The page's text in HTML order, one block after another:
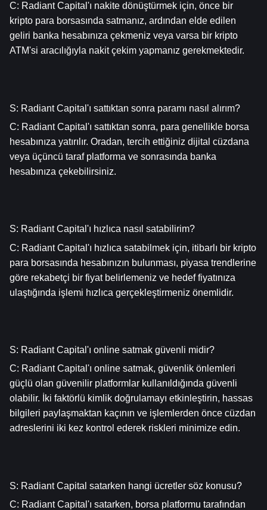
C: Radiant Capital'ı nakite dönüştürmek için, önce bir
kripto para borsasında satmanız, ardından elde edilen
geliri banka hesabınıza çekmeniz veya varsa bir kripto
ATM'si aracılığıyla nakit çekim yapmanız gerekmektedir.
S: Radiant Capital'ı sattıktan sonra paramı nasıl alırım?
C: Radiant Capital'ı sattıktan sonra, para genellikle borsa
hesabınıza yatırılır. Oradan, tercih ettiğiniz dijital cüzdana
veya üçüncü taraf platforma ve sonrasında banka
hesabınıza çekebilirsiniz.
S: Radiant Capital'ı hızlıca nasıl satabilirim?
C: Radiant Capital'ı hızlıca satabilmek için, itibarlı bir kripto
para borsasında hesabınızın bulunması, piyasa trendlerine
göre rekabetçi bir fiyat belirlemeniz ve hedef fiyatınıza
ulaştığında işlemi hızlıca gerçekleştirmeniz önemlidir.
S: Radiant Capital'ı online satmak güvenli midir?
C: Radiant Capital'ı online satmak, güvenlik önlemleri
güçlü olan güvenilir platformlar kullanıldığında güvenli
olabilir. İki faktörlü kimlik doğrulamayı etkinleştirin, hassas
bilgileri paylaşmaktan kaçının ve işlemlerden önce cüzdan
adreslerini iki kez kontrol ederek riskleri minimize edin.
S: Radiant Capital satarken hangi ücretler söz konusu?
C: Radiant Capital'ı satarken, borsa platformu tarafından